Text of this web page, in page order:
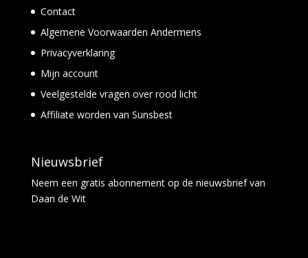
Contact
Algemene Voorwaarden Andermens
Privacyverklaring
Mijn account
Veelgestelde vragen over rood licht
Affiliate worden van Sunsbest
Nieuwsbrief
Neem een gratis abonnementop de nieuwsbrief van
Daan de Wit